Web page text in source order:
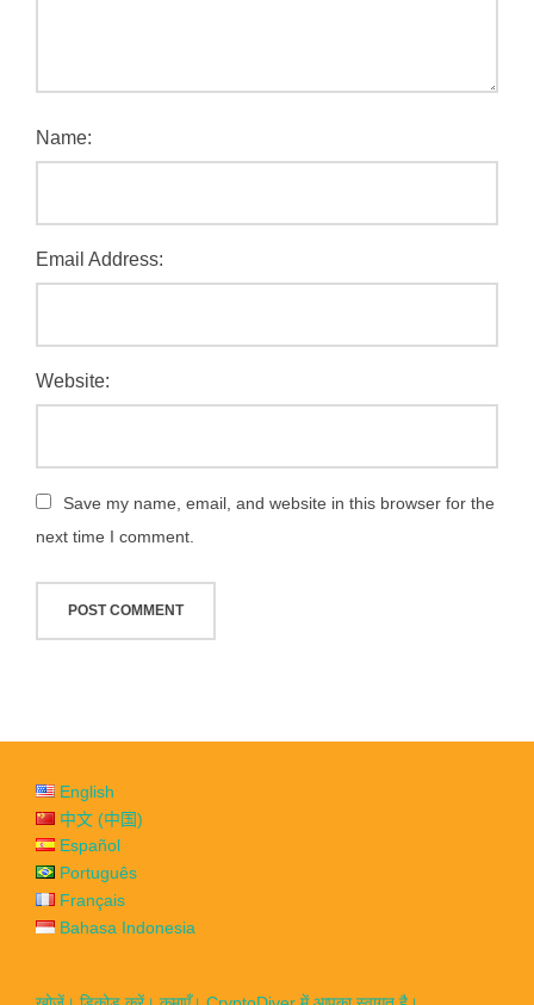
Name:
Email Address:
Website:
Save my name, email, and website in this browser for the
next time I comment.
English
中文 (中国)
Español
Português
Français
Bahasa Indonesia